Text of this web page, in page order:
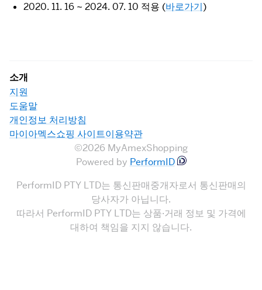
2020. 11. 16 ~ 2024. 07. 10 적용 (바로가기)
소개
지원
도움말
개인정보 처리방침
마이아멕스쇼핑 사이트이용약관
©2026 MyAmexShopping
Powered by PerformID
PerformID PTY LTD는 통신판매중개자로서 통신판매의
당사자가 아닙니다.
따라서 PerformID PTY LTD는 상품·거래 정보 및 가격에
대하여 책임을 지지 않습니다.